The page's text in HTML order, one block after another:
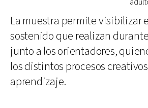
La muestra permite visibilizar
sostenido que realizan
junto a los orientadores,
los distintos procesos
aprendizaje.